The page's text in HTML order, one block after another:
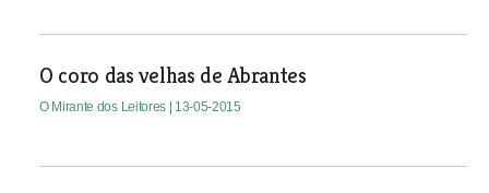
O coro das velhas de Abrantes
O Mirante dos Leitores | 13-05-2015